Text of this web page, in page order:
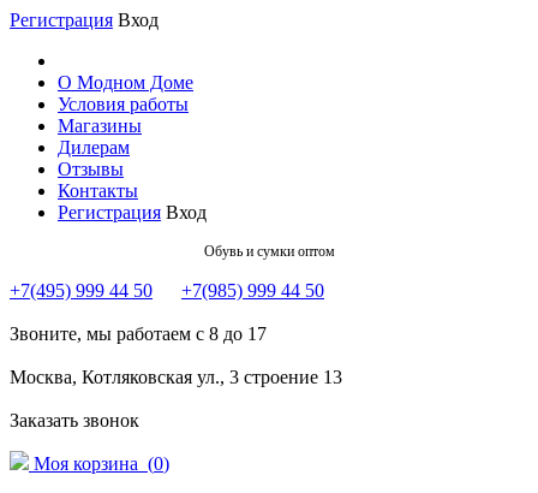
Регистрация Вход
О Модном Доме
Условия работы
Магазины
Дилерам
Отзывы
Контакты
Регистрация Вход
Обувь и сумки оптом
+7(495) 999 44 50 +7(985) 999 44 50
Звоните, мы работаем с 8 до 17
Москва, Котляковская ул., 3 строение 13
Заказать звонок
Моя корзина (0)